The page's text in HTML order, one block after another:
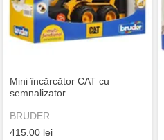
Mini încărcător CAT cu
semnalizator
BRUDER
415.00 lei